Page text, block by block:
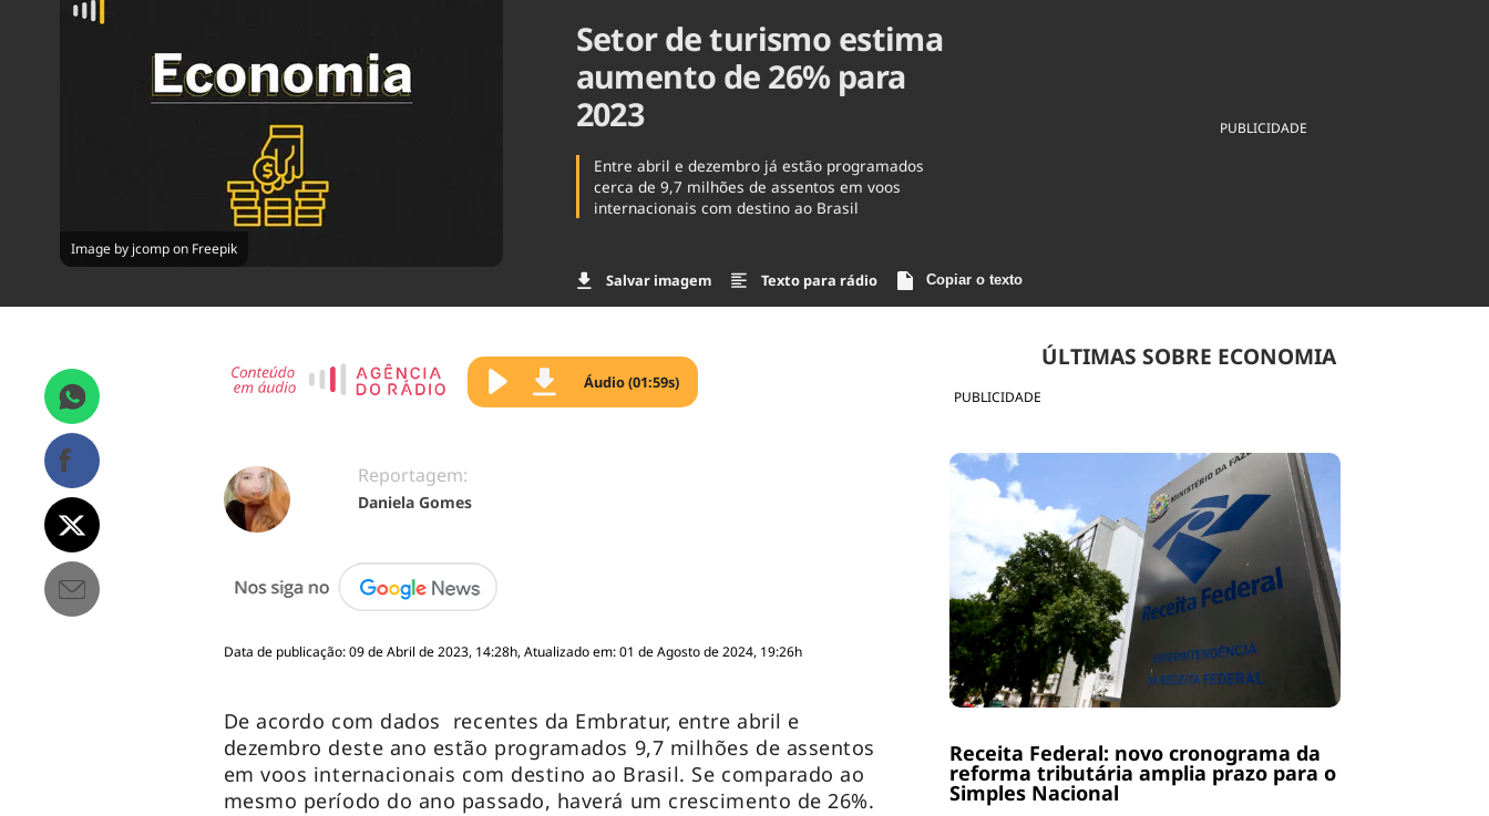
Brasil
Image by jcomp on Freepik
Setor de turismo estima
aumento de 26% para
2023
Entre abril e dezembro já estão programados
cerca de 9,7 milhões de assentos em voos
internacionais com destino ao Brasil
Salvar imagem Texto para rádio Copiar o texto
PUBLICIDADE
PUBLICIDADE
ÚLTIMAS SOBRE ECONOMIA
Receita Federal: novo cronograma da
reforma tributária amplia prazo para o
Simples Nacional
Áudio (01:59s)
Reportagem:
Daniela Gomes
Data de publicação: 09 de Abril de 2023, 14:28h, Atualizado em: 01 de Agosto de 2024, 19:26h
De acordo com dados recentes da Embratur, entre abril e
dezembro deste ano estão programados 9,7 milhões de assentos
em voos internacionais com destino ao Brasil. Se comparado ao
mesmo período do ano passado, haverá um crescimento de 26%.